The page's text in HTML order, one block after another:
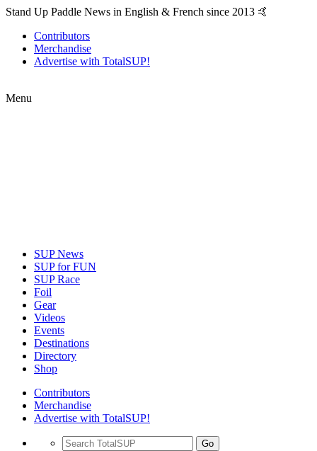
Stand Up Paddle News in English & French since 2013 🤙
Contributors
Merchandise
Advertise with TotalSUP!
Menu
SUP News
SUP for FUN
SUP Race
Foil
Gear
Videos
Events
Destinations
Directory
Shop
Contributors
Merchandise
Advertise with TotalSUP!
Go